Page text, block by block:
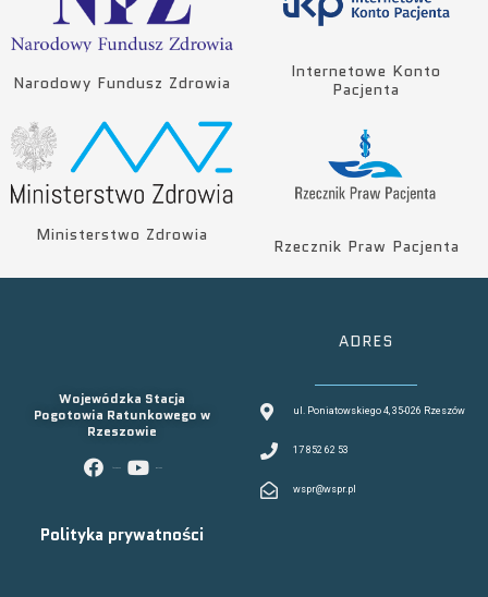
Narodowy Fundusz Zdrowia
Internetowe Konto
Pacjenta
Ministerstwo Zdrowia
Rzecznik Praw Pacjenta
Wojewódzka Stacja
Pogotowia Ratunkowego w
Rzeszowie
Polityka prywatności
ADRES
ul. Poniatowskiego 4, 35-026 Rzeszów
17 852 62 53
wspr@wspr.pl